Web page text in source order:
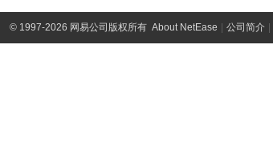
©1997-2026 网易公司版权所有 About NetEase 公司简介